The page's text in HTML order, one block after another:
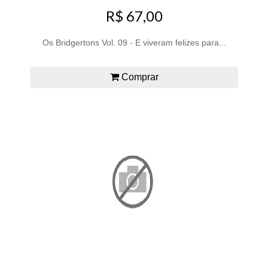
R$ 67,00
Os Bridgertons Vol. 09 - E viveram felizes para...
Comprar